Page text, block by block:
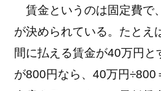
賃金というのは固定費で
が決められている。たとえ
間に払える賃金が40万円と
が800円なら、40万円÷800